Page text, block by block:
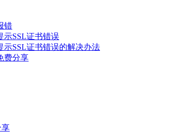
错
示SSL证书错误
示SSL证书错误的解决办法
费分享
享